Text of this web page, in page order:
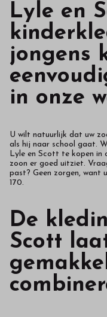
Lyle en
jongens
in onze
U wilt natuurlijk dat uw
als hij naar school gaat.
Lyle en Scott te kopen in
zoon er goed uitziet.
past? Geen zorgen, want
170.
De
Scott